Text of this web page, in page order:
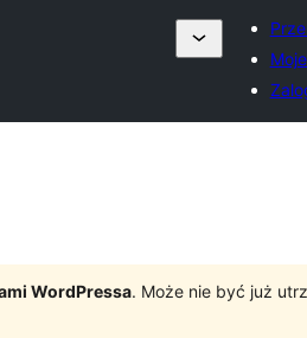
WordPressa. Może nie być już